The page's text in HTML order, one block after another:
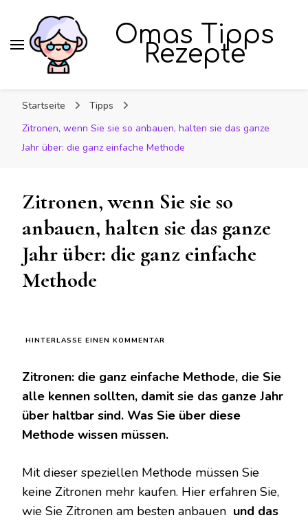
Omas Tipps
Rezepte
Startseite
Tipps
Zitronen, wenn Sie sie so anbauen, halten sie das ganze
Jahr über: die ganz einfache Methode
Zitronen, wenn Sie sie so
anbauen, halten sie das ganze
Jahr über: die ganz einfache
Methode
HINTERLASSE EINEN KOMMENTAR
SIE
SIE
SO
ANBAUEN,
SIE
JAHR
ÜBER:
GANZ
Zitronen: die ganz einfache Methode, die Sie
alle kennen sollten, damit sie das ganze Jahr
über haltbar sind. Was Sie über diese
Methode wissen müssen.
Mit dieser speziellen Methode müssen Sie
keine Zitronen mehr kaufen. Hier erfahren Sie,
wie Sie Zitronen am besten anbauen und das